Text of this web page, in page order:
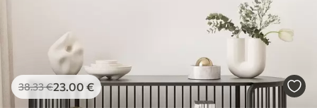
38.33€23.00 €